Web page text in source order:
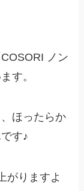
ノン
す。
ほったらか
す♪
がりますよ